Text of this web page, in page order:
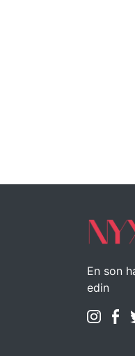
En son
edin